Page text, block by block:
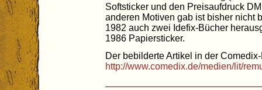
Softsticker und den Preisaufdruck
anderen Motiven gab ist bisher nicht
1982 auch zwei Idefix-Bücher
1986 Papiersticker.
Der bebilderte Artikel in der
http://www.comedix.de/medien/lit/